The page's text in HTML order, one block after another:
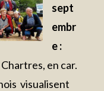
sept
embr
e :
en car.
visualisent